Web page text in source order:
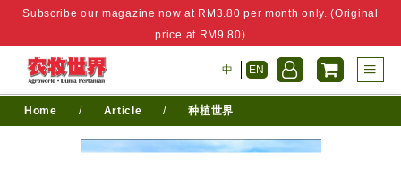
Subscribe our magazine now at RM3.80 per month only. (Original
price at RM9.80)
中 EN
Home / Article / 种植世界